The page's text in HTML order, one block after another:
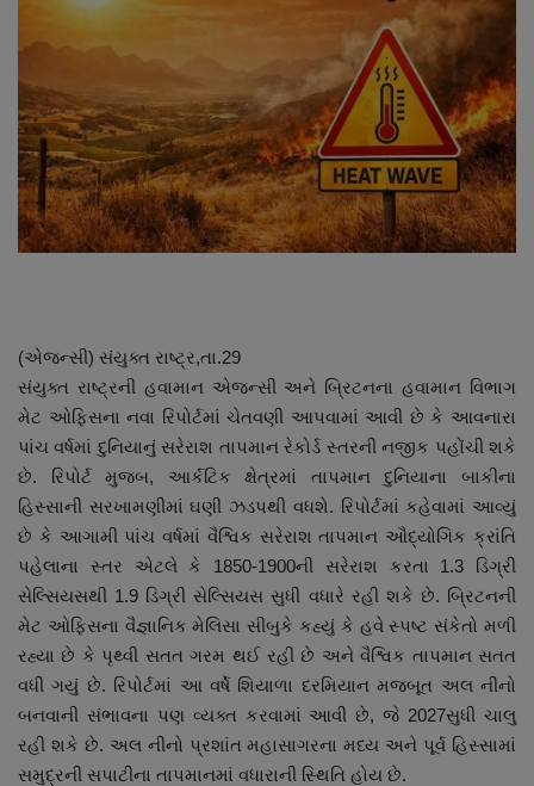
About Author
Contact
Dipotsav Special
આંતરરાષ્ટ્રીય
રાષ્ટ્રીય
જુનાગઢ
Support US
બજારના સમાચાર
નાણાંકીય સમાચાર
સ્થાનિક સમાચાર
સ્પોર્ટ્સ
રાશિફળ
(એજન્સી) સંયુક્ત રાષ્ટ્ર,તા.29
સંયુક્ત રાષ્ટ્રની હવામાન એજન્સી અને બ્રિટનના હવામાન વિભાગ
મેટ ઓફિસના નવા રિપોર્ટમાં ચેતવણી આપવામાં આવી છે કે આવનારા
પાંચ વર્ષમાં દુનિયાનું સરેરાશ તાપમાન રેકોર્ડ સ્તરની નજીક પહોંચી શકે
છે. રિપોર્ટ મુજબ, આર્કટિક ક્ષેત્રમાં તાપમાન દુનિયાના બાકીના
હિસ્સાની સરખામણીમાં ઘણી ઝડપથી વધશે. રિપોર્ટમાં કહેવામાં આવ્યું
છે કે આગામી પાંચ વર્ષમાં વૈશ્વિક સરેરાશ તાપમાન ઔદ્યોગિક ક્રાંતિ
પહેલાના સ્તર એટલે કે 1850-1900ની સરેરાશ કરતા 1.3 ડિગ્રી
સેલ્સિયસથી 1.9 ડિગ્રી સેલ્સિયસ સુધી વધારે રહી શકે છે. બ્રિટનની
મેટ ઓફિસના વૈજ્ઞાનિક મેલિસા સીબુકે કહ્યું કે હવે સ્પષ્ટ સંકેતો મળી
રહ્યા છે કે પૃથ્વી સતત ગરમ થઈ રહી છે અને વૈશ્વિક તાપમાન સતત
વધી ગયું છે. રિપોર્ટમાં આ વર્ષે શિયાળા દરમિયાન મજબૂત અલ નીનો
બનવાની સંભાવના પણ વ્યક્ત કરવામાં આવી છે, જે 2027સુધી ચાલુ
રહી શકે છે. અલ નીનો પ્રશાંત મહાસાગરના મધ્ય અને પૂર્વ હિસ્સામાં
સમુદ્રની સપાટીના તાપમાનમાં વધારાની સ્થિતિ હોય છે.